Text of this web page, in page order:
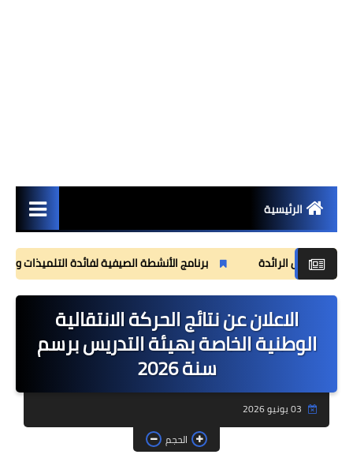
الرئيسية
مستجدات
مذكرات
وثائق تربوية
جذاذات
فروض وامتحانات
دلائل تربوية
برنامج الأنشطة الصيفية لفائدة التلميذات والتلاميذ
الاعلان عن نتائج الحركة الانتقالية
الوطنية الخاصة بهيئة التدريس برسم
سنة 2026
الحجم